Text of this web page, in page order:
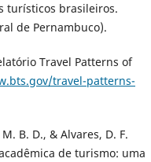
turísticos brasileiros.
de Pernambuco).
Travel Patterns of
travel-patterns-
B. D., & Alvares, D. F.
de turismo: uma